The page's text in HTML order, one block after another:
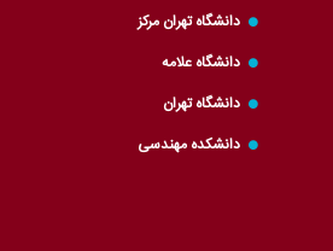
p
e
r
دانشگاه تهران مرکز
دانشگاه علامه
دانشگاه تهران
دانشکده مهندسی